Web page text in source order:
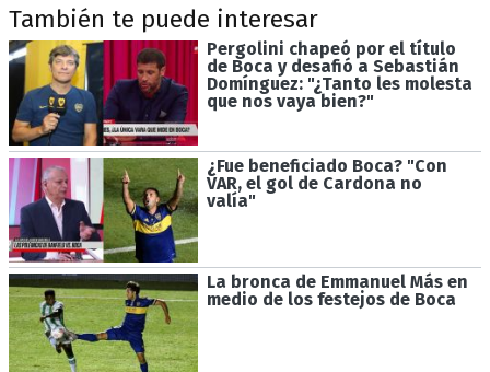
También te puede interesar
Pergolini chapeó por el título
de Boca y desafió a Sebastián
Domínguez: "¿Tanto les molesta
que nos vaya bien?"
¿Fue beneficiado Boca? "Con
VAR, el gol de Cardona no
valía"
La bronca de Emmanuel Más en
medio de los festejos de Boca